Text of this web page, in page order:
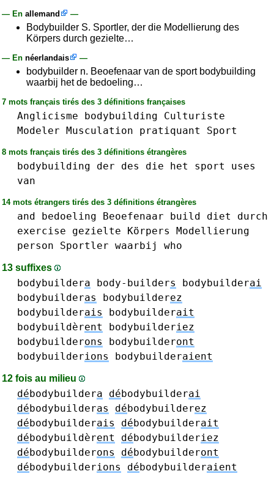
— En allemand —
Bodybuilder S. Sportler, der die Modellierung des
Körpers durch gezielte…
— En néerlandais —
bodybuilder n. Beoefenaar van de sport bodybuilding
waarbij het de bedoeling…
7 mots français tirés des 3 définitions françaises
Anglicisme bodybuilding
Culturiste
Modeler Musculation pratiquant Sport
8 mots français tirés des 3 définitions étrangères
bodybuilding der des die het sport
uses
van
14 mots étrangers tirés des 3 définitions étrangères
and bedoeling Beoefenaar build diet
durch
exercise
gezielte Körpers
Modellierung
person
Sportler waarbij who
13 suffixes
bodybuildera body-builders bodybuilderai
bodybuilderas bodybuilderez
bodybuilderais bodybuilderait
bodybuildèrent bodybuilderiez
bodybuilderons bodybuilderont
bodybuilderions bodybuilderaient
12 fois au milieu
débodybuildera débodybuilderai
débodybuilderas débodybuilderez
débodybuilderais débodybuilderait
débodybuildèrent débodybuilderiez
débodybuilderons débodybuilderont
débodybuilderions débodybuilderaient